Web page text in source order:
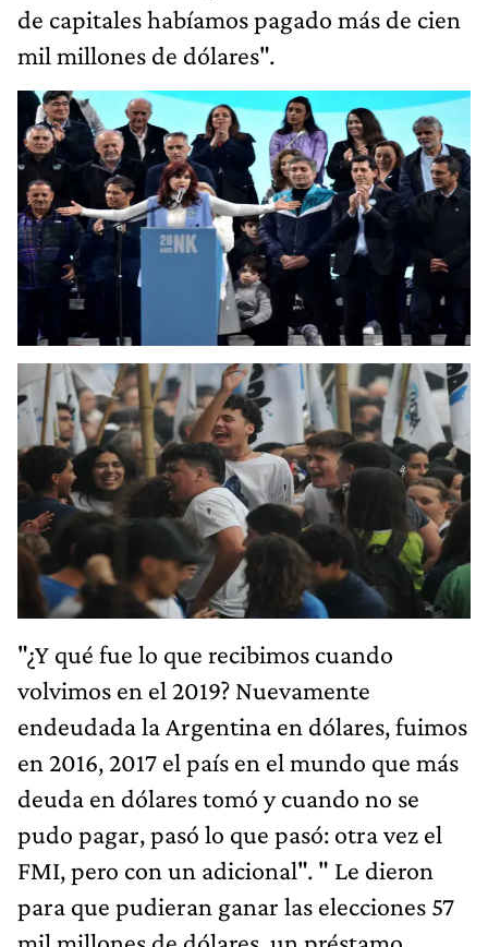
de capitales habíamos pagado más de cien
mil millones de dólares".
"¿Y qué fue lo que recibimos cuando
volvimos en el 2019? Nuevamente
endeudada la Argentina en dólares, fuimos
en 2016, 2017 el país en el mundo que más
deuda en dólares tomó y cuando no se
pudo pagar, pasó lo que pasó: otra vez el
FMI, pero con un adicional". " Le dieron
para que pudieran ganar las elecciones 57